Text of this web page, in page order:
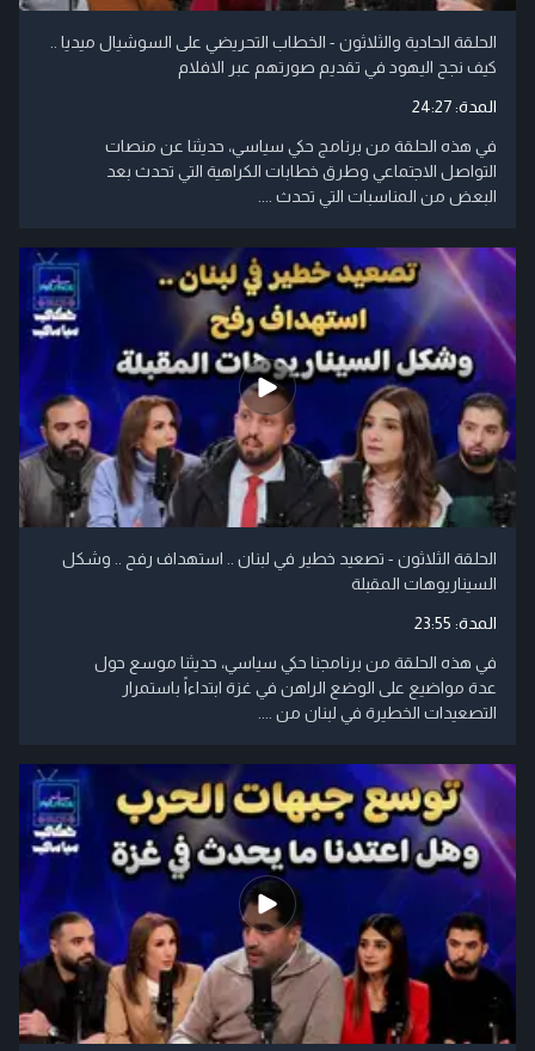
الحلقة الحادية والثلاثون - الخطاب التحريضي على السوشيال ميديا ..
كيف نجح اليهود في تقديم صورتهم عبر الافلام
المدة:24:27
في هذه الحلقة من برنامج حكي سياسي، حديثنا عن منصات
التواصل الاجتماعي وطرق خطابات الكراهية التي تحدث بعد
البعض من المناسبات التي تحدث ....
الحلقة الثلاثون - تصعيد خطير في لبنان .. استهداف رفح .. وشكل
السيناريوهات المقبلة
المدة: 23:55
في هذه الحلقة من برنامجنا حكي سياسي، حديثنا موسع حول
عدة مواضيع على الوضع الراهن في غزة ابتداءاً باستمرار
التصعيدات الخطيرة في لبنان من ....